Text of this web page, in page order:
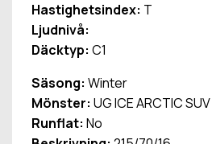
Hastighetsindex: T
Ljudnivå:
Däcktyp: C1
Säsong: Winter
Mönster: UG ICE ARCTIC SUV
Runflat: No